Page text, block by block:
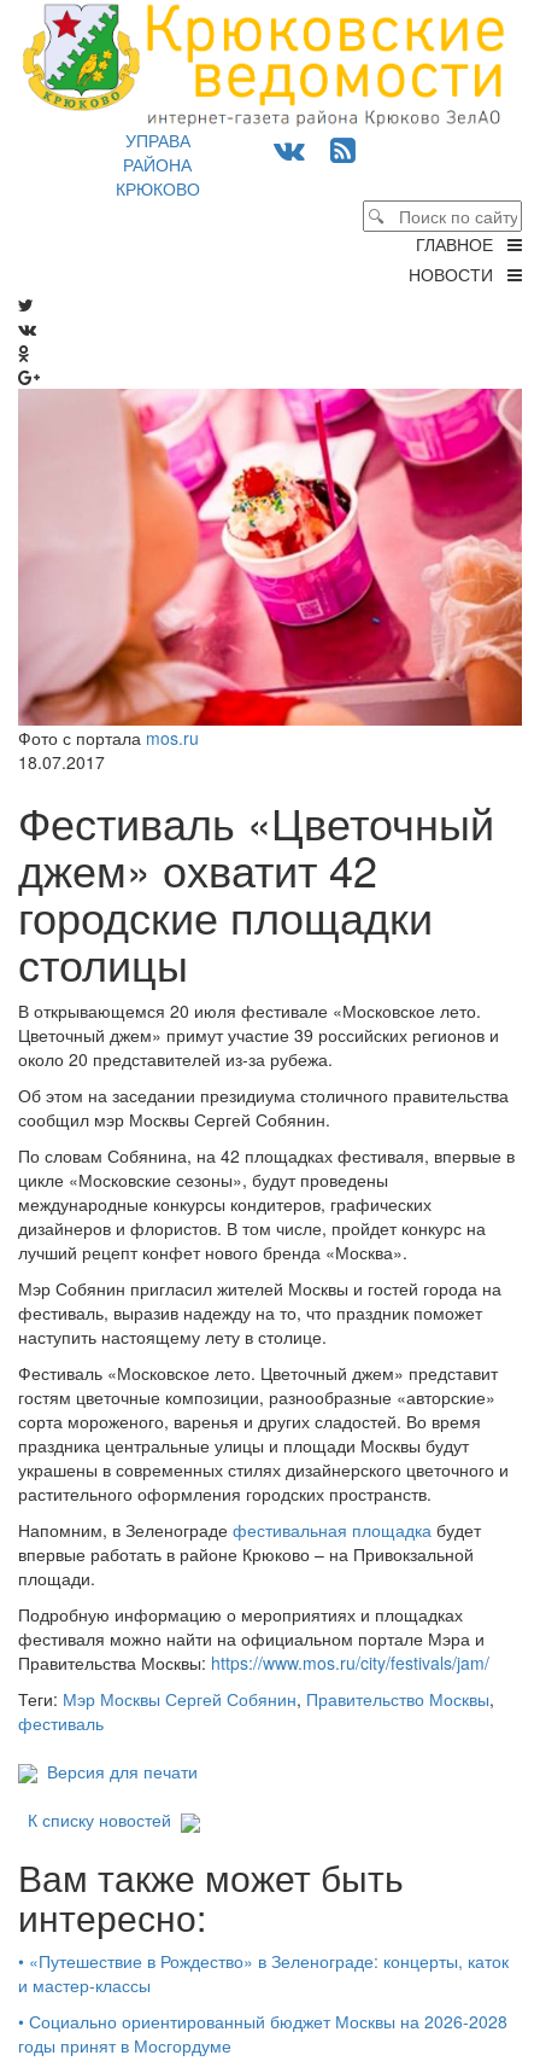
УПРАВА
РАЙОНА
КРЮКОВО
ГЛАВНОЕ
НОВОСТИ
Фото с портала mos.ru
18.07.2017
Фестиваль «Цветочный
джем» охватит 42
городские площадки
столицы
В открывающемся 20 июля фестивале «Московское лето.
Цветочный джем» примут участие 39 российских регионов и
около 20 представителей из-за рубежа.
Об этом на заседании президиума столичного правительства
сообщил мэр Москвы Сергей Собянин.
По словам Собянина, на 42 площадках фестиваля, впервые в
цикле «Московские сезоны», будут проведены
международные конкурсы кондитеров, графических
дизайнеров и флористов. В том числе, пройдет конкурс на
лучший рецепт конфет нового бренда «Москва».
Мэр Собянин пригласил жителей Москвы и гостей города на
фестиваль, выразив надежду на то, что праздник поможет
наступить настоящему лету в столице.
Фестиваль «Московское лето. Цветочный джем» представит
гостям цветочные композиции, разнообразные «авторские»
сорта мороженого, варенья и других сладостей. Во время
праздника центральные улицы и площади Москвы будут
украшены в современных стилях дизайнерского цветочного и
растительного оформления городских пространств.
Напомним, в Зеленограде фестивальная площадка будет
впервые работать в районе Крюково – на Привокзальной
площади.
Подробную информацию о мероприятиях и площадках
фестиваля можно найти на официальном портале Мэра и
Правительства Москвы: https://www.mos.ru/city/festivals/jam/
Теги: Мэр Москвы Сергей Собянин, Правительство Москвы,
фестиваль
Версия для печати
К списку новостей
Вам также может быть
интересно:
• «Путешествие в Рождество» в Зеленограде: концерты, каток
и мастер‑классы
• Социально ориентированный бюджет Москвы на 2026-2028
годы принят в Мосгордуме